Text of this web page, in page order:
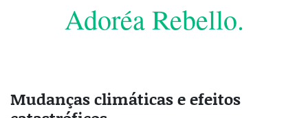
Adoréa Rebello.
Mudanças climáticas e efeitos